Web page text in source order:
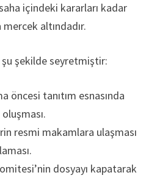
içindeki kararları kadar
mercek altındadır.
şekilde seyretmiştir:
öncesi tanıtım esnasında
resmi makamlara ulaşması
dosyayı kapatarak